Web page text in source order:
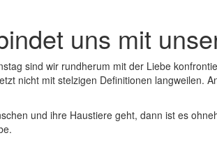
uns mit
sind wir rundherum mit der Liebe
nicht mit stelzigen Definitionen langweilen.
und ihre Haustiere geht, dann ist es